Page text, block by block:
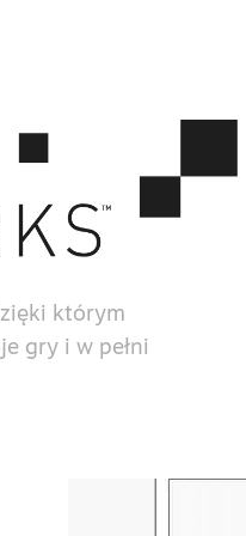
którym
gry i w pełni